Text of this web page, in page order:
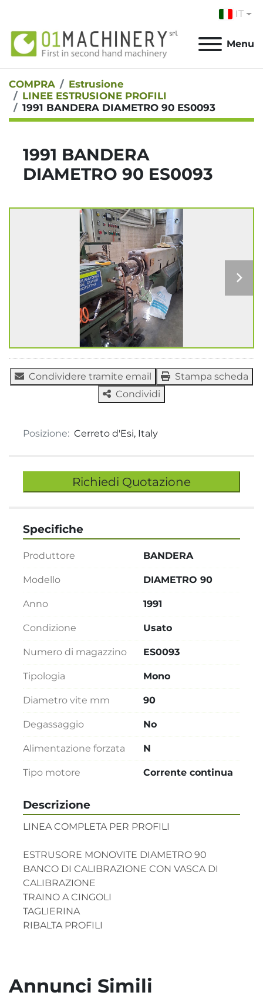
IT
Menu
COMPRA
Estrusione
LINEE ESTRUSIONE PROFILI
1991 BANDERA DIAMETRO 90 ES0093
1991 BANDERA
DIAMETRO 90 ES0093
Condividere tramite email
Stampa scheda
Condividi
Posizione: Cerreto d'Esi, Italy
Richiedi Quotazione
Descrizione
LINEA COMPLETA PER PROFILI
ESTRUSORE MONOVITE DIAMETRO 90
BANCO DI CALIBRAZIONE CON VASCA DI
CALIBRAZIONE
TRAINO A CINGOLI
TAGLIERINA
RIBALTA PROFILI
Specifiche
Produttore BANDERA
Modello DIAMETRO 90
Anno 1991
Condizione Usato
Numero di magazzino ES0093
Tipologia Mono
Diametro vite mm 90
Degassaggio No
Alimentazione forzata N
Tipo motore Corrente continua
Annunci Simili